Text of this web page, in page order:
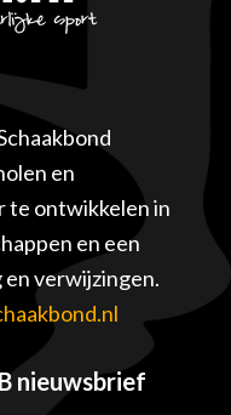
en
te ontwikkelen in
en een
verwijzingen.
nieuwsbrief